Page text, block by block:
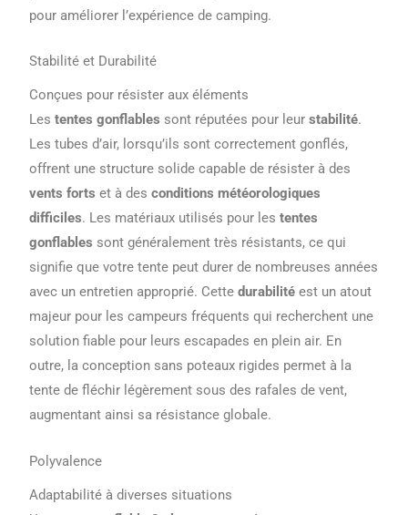
pour améliorer l’expérience de camping.
Stabilité et Durabilité
Conçues pour résister aux éléments
Lestentes gonflables sont réputées pour leurstabilité.
Les tubes d’air, lorsqu’ils sont correctement gonflés,
offrent une structure solide capable de résister à des
vents forts et à desconditions météorologiques
difficiles. Les matériaux utilisés pour lestentes
gonflables sont généralement très résistants, ce qui
signifie que votre tente peut durer de nombreuses années
avec un entretien approprié. Cettedurabilité est un atout
majeur pour les campeurs fréquents qui recherchent une
solution fiable pour leurs escapades en plein air. En
outre, la conception sans poteaux rigides permet à la
tente de fléchir légèrement sous des rafales de vent,
augmentant ainsi sa résistance globale.
Polyvalence
Adaptabilité à diverses situations